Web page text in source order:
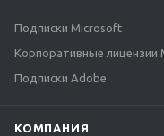
Подписки Microsoft
Корпоративные лицензии
Подписки Adobe
КОМПАНИЯ